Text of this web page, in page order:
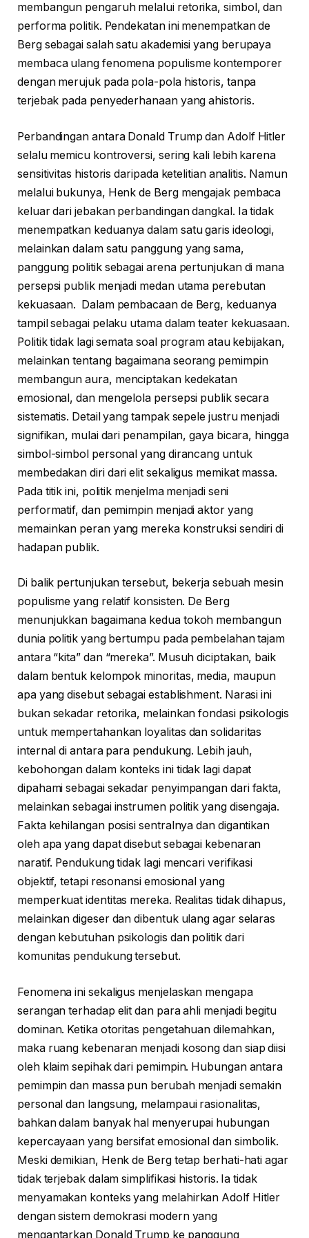
membangun pengaruh melalui retorika, simbol, dan
performa politik. Pendekatan ini menempatkan de
Berg sebagai salah satu akademisi yang berupaya
membaca ulang fenomena populisme kontemporer
dengan merujuk pada pola-pola historis, tanpa
terjebak pada penyederhanaan yang ahistoris.
Perbandingan antara Donald Trump dan Adolf Hitler
selalu memicu kontroversi, sering kali lebih karena
sensitivitas historis daripada ketelitian analitis. Namun
melalui bukunya, Henk de Berg mengajak pembaca
keluar dari jebakan perbandingan dangkal. Ia tidak
menempatkan keduanya dalam satu garis ideologi,
melainkan dalam satu panggung yang sama,
panggung politik sebagai arena pertunjukan di mana
persepsi publik menjadi medan utama perebutan
kekuasaan. Dalam pembacaan de Berg, keduanya
tampil sebagai pelaku utama dalam teater kekuasaan.
Politik tidak lagi semata soal program atau kebijakan,
melainkan tentang bagaimana seorang pemimpin
membangun aura, menciptakan kedekatan
emosional, dan mengelola persepsi publik secara
sistematis. Detail yang tampak sepele justru menjadi
signifikan, mulai dari penampilan, gaya bicara, hingga
simbol-simbol personal yang dirancang untuk
membedakan diri dari elit sekaligus memikat massa.
Pada titik ini, politik menjelma menjadi seni
performatif, dan pemimpin menjadi aktor yang
memainkan peran yang mereka konstruksi sendiri di
hadapan publik.
Di balik pertunjukan tersebut, bekerja sebuah mesin
populisme yang relatif konsisten. De Berg
menunjukkan bagaimana kedua tokoh membangun
dunia politik yang bertumpu pada pembelahan tajam
antara “kita” dan “mereka”. Musuh diciptakan, baik
dalam bentuk kelompok minoritas, media, maupun
apa yang disebut sebagai establishment. Narasi ini
bukan sekadar retorika, melainkan fondasi psikologis
untuk mempertahankan loyalitas dan solidaritas
internal di antara para pendukung. Lebih jauh,
kebohongan dalam konteks ini tidak lagi dapat
dipahami sebagai sekadar penyimpangan dari fakta,
melainkan sebagai instrumen politik yang disengaja.
Fakta kehilangan posisi sentralnya dan digantikan
oleh apa yang dapat disebut sebagai kebenaran
naratif. Pendukung tidak lagi mencari verifikasi
objektif, tetapi resonansi emosional yang
memperkuat identitas mereka. Realitas tidak dihapus,
melainkan digeser dan dibentuk ulang agar selaras
dengan kebutuhan psikologis dan politik dari
komunitas pendukung tersebut.
Fenomena ini sekaligus menjelaskan mengapa
serangan terhadap elit dan para ahli menjadi begitu
dominan. Ketika otoritas pengetahuan dilemahkan,
maka ruang kebenaran menjadi kosong dan siap diisi
oleh klaim sepihak dari pemimpin. Hubungan antara
pemimpin dan massa pun berubah menjadi semakin
personal dan langsung, melampaui rasionalitas,
bahkan dalam banyak hal menyerupai hubungan
kepercayaan yang bersifat emosional dan simbolik.
Meski demikian, Henk de Berg tetap berhati-hati agar
tidak terjebak dalam simplifikasi historis. Ia tidak
menyamakan konteks yang melahirkan Adolf Hitler
dengan sistem demokrasi modern yang
mengantarkan Donald Trump ke panggung